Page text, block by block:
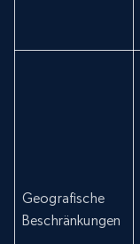
Geografische
Beschränkungen